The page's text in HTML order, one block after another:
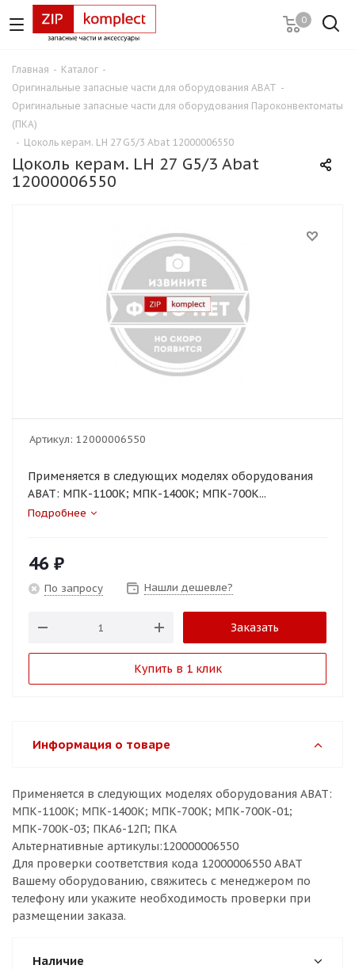
0
Главная - Каталог -
Оригинальные запасные части для оборудования ABAT -
Оригинальные запасные части для оборудования Пароконвектоматы
(ПКА)
- Цоколь керам. LH 27 G5/3 Abat 12000006550
Цоколь керам. LH 27 G5/3 Abat
12000006550
Артикул: 12000006550
Применяется в следующих моделях оборудования
ABAT: МПК-1100К; МПК-1400К; МПК-700К...
Подробнее
46 ₽
По запросу Нашли дешевле?
Заказать
Купить в 1 клик
Информация о товаре
Применяется в следующих моделях оборудования ABAT:
МПК-1100К; МПК-1400К; МПК-700К; МПК-700К-01;
МПК-700К-03; ПКА6-12П; ПКА
Альтернативные артикулы:120000006550
Для проверки соответствия кода 12000006550 ABAT
Вашему оборудованию, свяжитесь с менеджером по
телефону или укажите необходимость проверки при
размещении заказа.
Наличие